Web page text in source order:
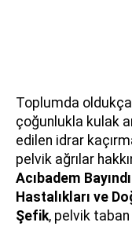
Toplumda
çoğunlukla kulak
edilen idrar
pelvik ağrılar
Acıbadem
Hastalıkları ve
Şefik, pelvik